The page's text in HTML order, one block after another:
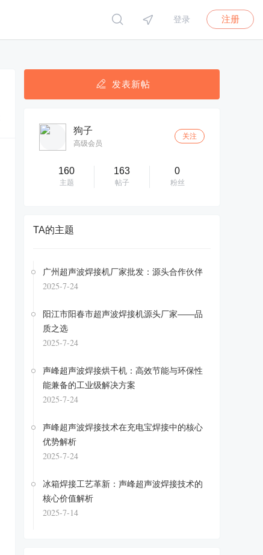
登录 注册
发表新帖
狗子
高级会员
关注
160
主题
163
帖子
0
粉丝
TA的主题
广州超声波焊接机厂家批发：源头合作伙伴
2025-7-24
阳江市阳春市超声波焊接机源头厂家——品
质之选
2025-7-24
声峰超声波焊接烘干机：高效节能与环保性
能兼备的工业级解决方案
2025-7-24
声峰超声波焊接技术在充电宝焊接中的核心
优势解析
2025-7-24
冰箱焊接工艺革新：声峰超声波焊接技术的
核心价值解析
2025-7-14